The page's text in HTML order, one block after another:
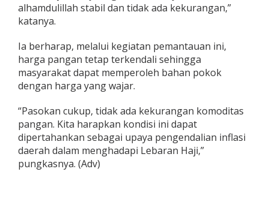
alhamdulillah stabil dan tidak ada kekurangan,”
katanya.
Ia berharap, melalui kegiatan pemantauan ini,
harga pangan tetap terkendali sehingga
masyarakat dapat memperoleh bahan pokok
dengan harga yang wajar.
“Pasokan cukup, tidak ada kekurangan komoditas
pangan. Kita harapkan kondisi ini dapat
dipertahankan sebagai upaya pengendalian inflasi
daerah dalam menghadapi Lebaran Haji,”
pungkasnya. (Adv)